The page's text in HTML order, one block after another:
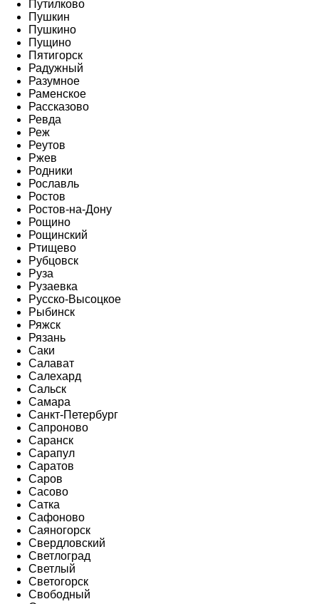
Путилково
Пушкин
Пушкино
Пущино
Пятигорск
Радужный
Разумное
Раменское
Рассказово
Ревда
Реж
Реутов
Ржев
Родники
Рославль
Ростов
Ростов-на-Дону
Рощино
Рощинский
Ртищево
Рубцовск
Руза
Рузаевка
Русско-Высоцкое
Рыбинск
Ряжск
Рязань
Саки
Салават
Салехард
Сальск
Самара
Санкт-Петербург
Сапроново
Саранск
Сарапул
Саратов
Саров
Сасово
Сатка
Сафоново
Саяногорск
Свердловский
Светлоград
Светлый
Светогорск
Свободный